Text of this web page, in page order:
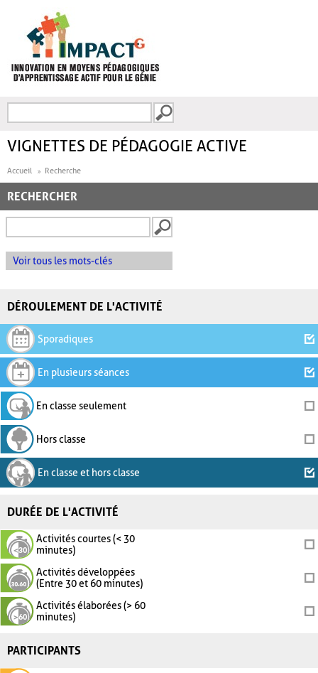
FORMULAIRE DE
VIGNETTES DE PÉDAGOGIE ACTIVE
Accueil Recherche
RECHERCHER
Voir tous les mots-clés
DÉROULEMENT DE L'ACTIVITÉ
Sporadiques
En plusieurs séances
En classe seulement
Hors classe
En classe et hors classe
DURÉE DE L'ACTIVITÉ
Activités courtes (< 30
minutes)
Activités développées
(Entre 30 et 60 minutes)
Activités élaborées (> 60
minutes)
PARTICIPANTS